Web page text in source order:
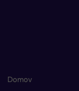
Domov
SPREMEMBA: Novi